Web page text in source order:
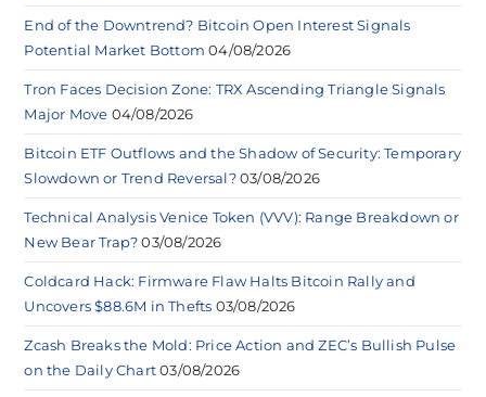
End of the Downtrend? Bitcoin Open Interest Signals
Potential Market Bottom 04/08/2026
Tron Faces Decision Zone: TRX Ascending Triangle Signals
Major Move 04/08/2026
Bitcoin ETF Outflows and the Shadow of Security: Temporary
Slowdown or Trend Reversal? 03/08/2026
Technical Analysis Venice Token (VVV): Range Breakdown or
New Bear Trap? 03/08/2026
Coldcard Hack: Firmware Flaw Halts Bitcoin Rally and
Uncovers $88.6M in Thefts 03/08/2026
Zcash Breaks the Mold: Price Action and ZEC’s Bullish Pulse
on the Daily Chart 03/08/2026